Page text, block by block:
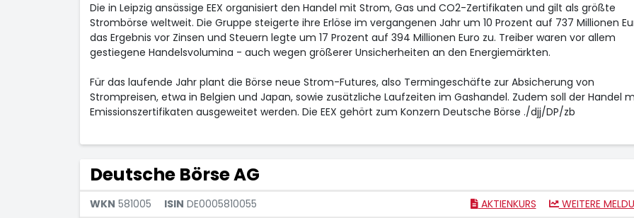
Die in Leipzig ansässige EEX organisiert den Handel mit Strom, Gas und CO2-Zertifikaten und gilt als größte
Strombörse weltweit. Die Gruppe steigerte ihre Erlöse im vergangenen Jahr um 10 Prozent auf 737 Millionen
das Ergebnis vor Zinsen und Steuern legte um 17 Prozent auf 394 Millionen Euro zu. Treiber waren vor allem
gestiegene Handelsvolumina - auch wegen größerer Unsicherheiten an den Energiemärkten.
Für das laufende Jahr plant die Börse neue Strom-Futures, also Termingeschäfte zur Absicherung von
Strompreisen, etwa in Belgien und Japan, sowie zusätzliche Laufzeiten im Gashandel. Zudem soll der Handel
Emissionszertifikaten ausgeweitet werden. Die EEX gehört zum Konzern Deutsche Börse ./djj/DP/zb
Deutsche Börse AG
WKN 581005 ISIN DE0005810055 AKTIENKURS WEITERE